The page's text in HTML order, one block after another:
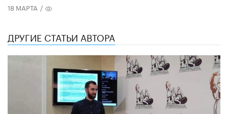
18 МАРТА /
ДРУГИЕ СТАТЬИ АВТОРА